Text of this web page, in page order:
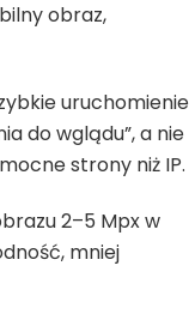
obraz,
uruchomienie
do wglądu”, a nie
strony niż IP.
2–5 Mpx w
mniej